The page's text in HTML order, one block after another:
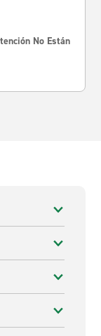
No Están